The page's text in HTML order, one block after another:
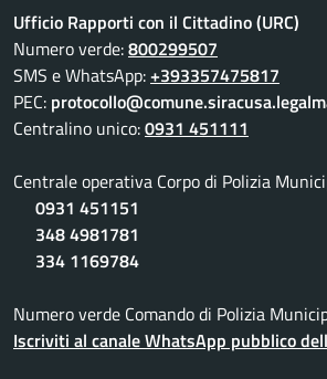
Ufficio Rapporti con il Cittadino (URC)
Numero verde:800299507
SMS e WhatsApp:+393357475817
PEC:
Centralino unico:0931 451111
Centrale operativa Corpo di Polizia
0931 451151
348 4981781
334 1169784
Numero verde Comando di Polizia
Iscriviti al canale WhatsApp pubblico